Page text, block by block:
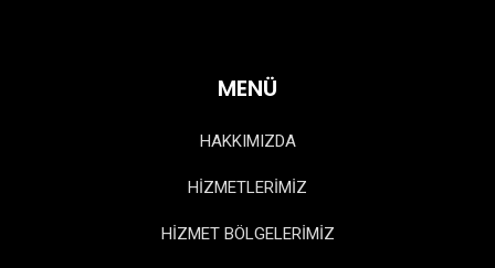
MENÜ
HAKKIMIZDA
HİZMETLERİMİZ
HİZMET BÖLGELERİMİZ